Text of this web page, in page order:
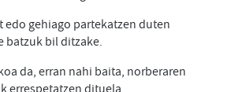
edo gehiago partekatzen duten
batzuk bil ditzake.
da, erran nahi baita, norberaren
errespetatzen dituela.